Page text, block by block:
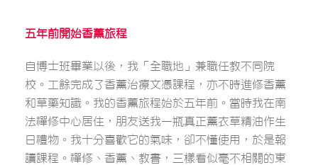
五年前開始香薰旅程
自博士班畢業以後，我「全職地」兼職任教不同院
校。工餘完成了香薰治療文憑課程，亦不時進修香薰
和草藥知識。我的香薰旅程始於五年前。當時我在南
法禪修中心居住，朋友送我一瓶真正薰衣草精油作生
日禮物。我十分喜歡它的氣味，卻不懂使用，於是報
讀課程。禪修、香薰、教書，三樣看似毫不相關的東